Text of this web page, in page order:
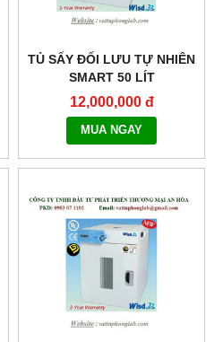
TỦ SẤY ĐỐI LƯU TỰ NHIÊN
SMART 50 LÍT
MODEL:THERMOSTABLE
SON-50
12,000,000 đ
MUA NGAY